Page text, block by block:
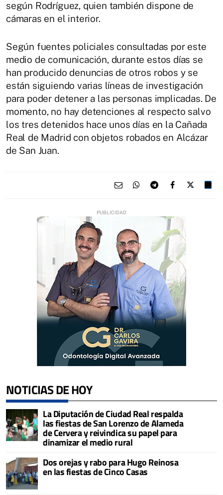
según Rodríguez, quien también dispone de
cámaras en el interior.
Según fuentes policiales consultadas por este
medio de comunicación, durante estos días se
han producido denuncias de otros robos y se
están siguiendo varias líneas de investigación
para poder detener a las personas implicadas. De
momento, no hay detenciones al respecto salvo
los tres detenidos hace unos días en la Cañada
Real de Madrid con objetos robados en Alcázar
de San Juan.
NOTICIAS DE HOY
La Diputación de Ciudad Real respalda
las fiestas de San Lorenzo de Alameda
de Cervera y reivindica su papel para
dinamizar el medio rural
Dos orejas y rabo para Hugo Reinosa
en las fiestas de Cinco Casas